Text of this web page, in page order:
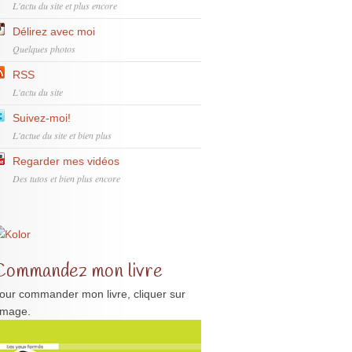
L'actu du site et plus encore
Délirez avec moi
Quelques photos
RSS
L'actu du site
Suivez-moi!
L'actue du site et bien plus
Regarder mes vidéos
Des tutos et bien plus encore
mon livre
commander mon livre, cliquer sur